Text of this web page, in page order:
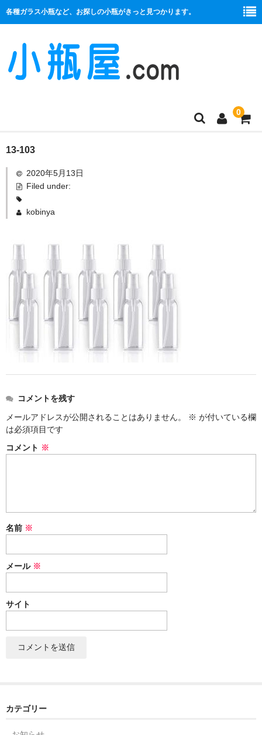
各種ガラス小瓶など、お探しの小瓶がきっと見つかります。
0
商品一覧
絞り口
セット
ストレート
コルク栓
セット
ストラップ付き
セット
ふた付き
単品
パーツ
アウトレット
13-103
2020年5月13日
Filed under:
kobinya
コメントを残す
メールアドレスが公開されることはありません。
※ が付いている欄
は必須項目です
コメント ※
名前 ※
メール ※
サイト
カテゴリー